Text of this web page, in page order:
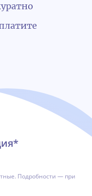
Подробности — при